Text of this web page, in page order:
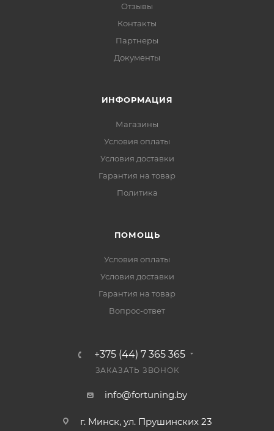
Отзывы
Контакты
Партнеры
Документы
ИНФОРМАЦИЯ
Магазины
Условия оплаты
Условия доставки
Гарантия на товар
Политика
ПОМОЩЬ
Условия оплаты
Условия доставки
Гарантия на товар
Вопрос-ответ
+375 (44) 7 365 365
ЗАКАЗАТЬ ЗВОНОК
info@fortuning.by
г. Минск, ул. Прушинских 23